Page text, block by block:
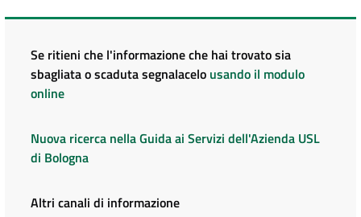
Se ritieni che l'informazione che hai trovato sia
sbagliata o scaduta segnalacelo usando il modulo
online
Nuova ricerca nella Guida ai Servizi dell'Azienda USL
di Bologna
Altri canali di informazione